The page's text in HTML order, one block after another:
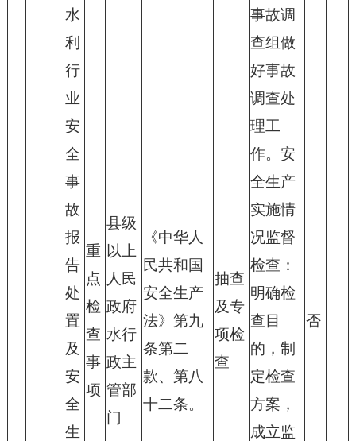
水
利
行
业
安
全
事
故
报
告
处
置
及
安
全
生
重
点
检
查
事
项
县级
以上
人民
政府
水行
政主
管部
门
《中华人
民共和国
安全生产
法》第九
条第二
款、第八
十二条。
抽查
及专
项检
查
事故调
查组做
好事故
调查处
理工
作。安
全生产
实施情
况监督
检查：
明确检
查目
的，制
定检查
方案，
成立监
否